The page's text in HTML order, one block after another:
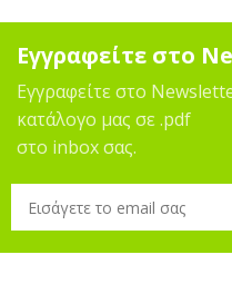
Εγγραφείτε στο
Εγγραφείτε στο
κατάλογο μας σε .pdf
στο inbox σας.